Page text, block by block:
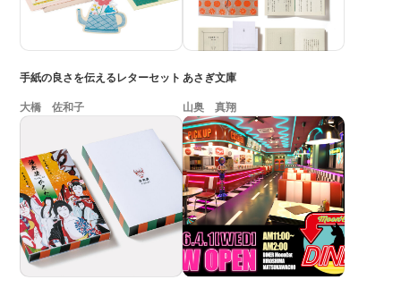
手紙の良さを伝えるレターセット
大橋 佐和子
あさぎ文庫
山奥 真翔